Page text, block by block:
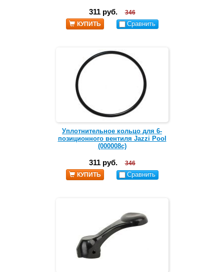
311 руб.
346
КУПИТЬ
Сравнить
Уплотнительное кольцо для 6-
позиционного вентиля Jazzi Pool
(000008c)
311 руб.
346
КУПИТЬ
Сравнить